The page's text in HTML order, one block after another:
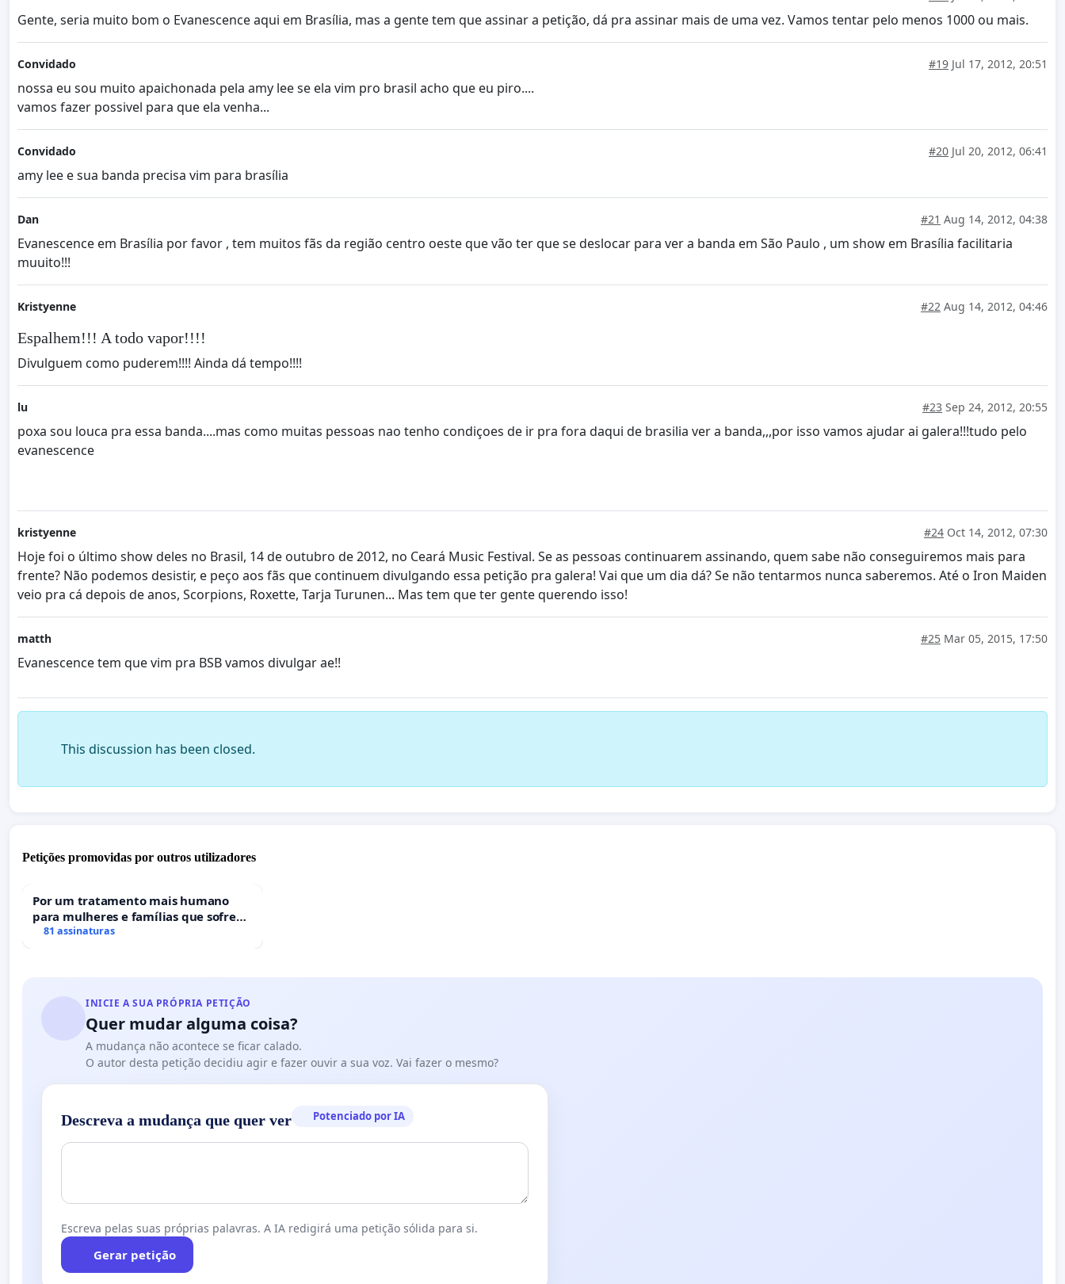
Gente, seria muito bom o Evanescence aqui em Brasília, mas a gente tem que assinar a petição, dá pra assinar mais de uma vez. Vamos tentar pelo menos 1000 ou mais.
Convidado #19 Jul 17, 2012, 20:51
nossa eu sou muito apaichonada pela amy lee se ela vim pro brasil acho que eu piro....
vamos fazer possivel para que ela venha...
Convidado #20 Jul 20, 2012, 06:41
amy lee e sua banda precisa vim para brasília
Dan #21 Aug 14, 2012, 04:38
Evanescence em Brasília por favor , tem muitos fãs da região centro oeste que vão ter que se deslocar para ver a banda em São Paulo , um show em Brasília facilitaria
muuito!!!
Kristyenne #22 Aug 14, 2012, 04:46
Espalhem!!! A todo vapor!!!!
Divulguem como puderem!!!! Ainda dá tempo!!!!
lu #23 Sep 24, 2012, 20:55
poxa sou louca pra essa banda....mas como muitas pessoas nao tenho condiçoes de ir pra fora daqui de brasilia ver a banda,,,por isso vamos ajudar ai galera!!!tudo pelo
evanescence
kristyenne #24 Oct 14, 2012, 07:30
Hoje foi o último show deles no Brasil, 14 de outubro de 2012, no Ceará Music Festival. Se as pessoas continuarem assinando, quem sabe não conseguiremos mais para
frente? Não podemos desistir, e peço aos fãs que continuem divulgando essa petição pra galera! Vai que um dia dá? Se não tentarmos nunca saberemos. Até o Iron Maiden
veio pra cá depois de anos, Scorpions, Roxette, Tarja Turunen... Mas tem que ter gente querendo isso!
matth #25 Mar 05, 2015, 17:50
Evanescence tem que vim pra BSB vamos divulgar ae!!
This discussion has been closed.
Petições promovidas por outros utilizadores
Por um tratamento mais humano
para mulheres e famílias que sofrem
uma perda gestacional nos hospitais
81 assinaturas
INICIE A SUA PRÓPRIA PETIÇÃO
Quer mudar alguma coisa?
A mudança não acontece se ficar calado.
O autor desta petição decidiu agir e fazer ouvir a sua voz. Vai fazer o mesmo?
Descreva a mudança que quer ver Potenciado por IA
Escreva pelas suas próprias palavras. A IA redigirá uma petição sólida para si.
Gerar petição